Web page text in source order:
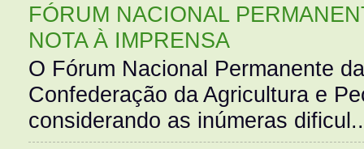
FÓRUM NACIONAL
NOTA À IMPRENSA
O Fórum Nacional Permanente
Confederação da Agricultura e
considerando as inúmeras